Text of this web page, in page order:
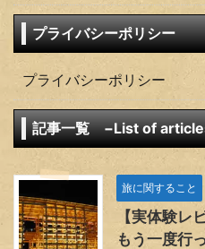
プライバシーポリシー
プライバシーポリシー
記事一覧 −List of
旅に関すること
【実体験レ
もう一度行